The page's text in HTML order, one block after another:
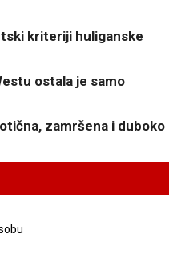
kriteriji huliganske
ostala je samo
zamršena i duboko